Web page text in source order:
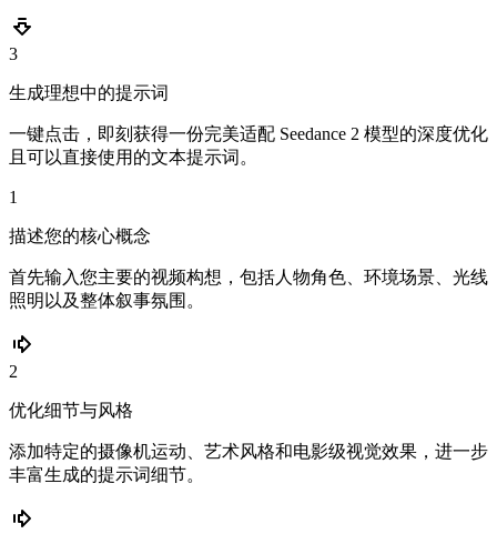
3
生成理想中的提示词
一键点击，即刻获得一份完美适配 Seedance 2 模型的深度优化
且可以直接使用的文本提示词。
1
描述您的核心概念
首先输入您主要的视频构想，包括人物角色、环境场景、光线
照明以及整体叙事氛围。
2
优化细节与风格
添加特定的摄像机运动、艺术风格和电影级视觉效果，进一步
丰富生成的提示词细节。